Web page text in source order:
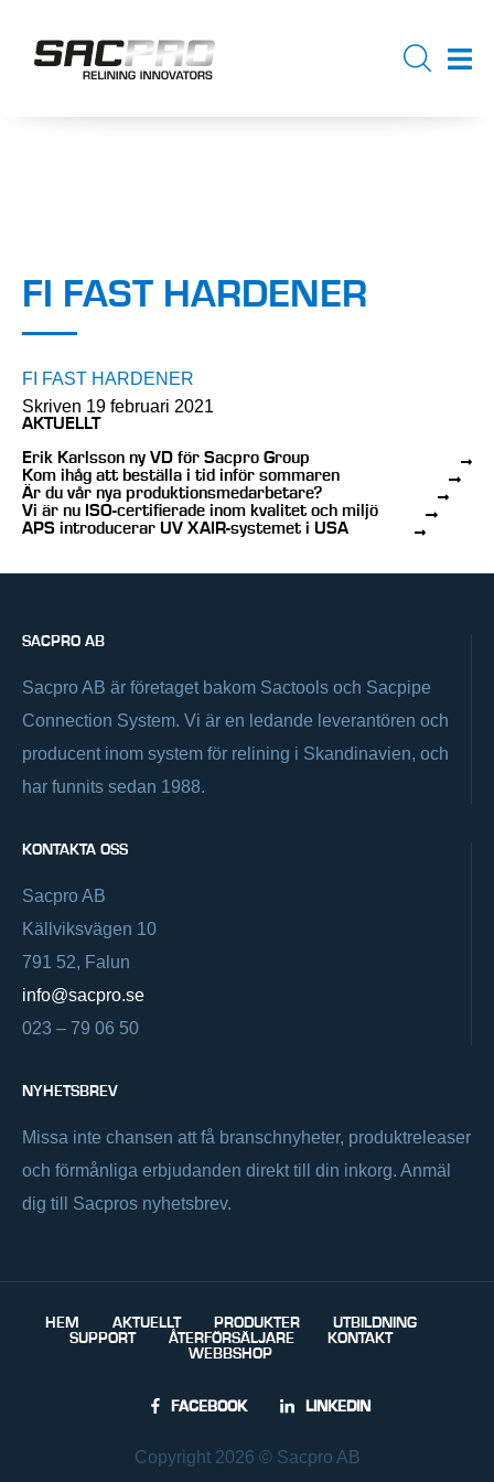
FI FAST HARDENER
FI FAST HARDENER
Skriven 19 februari 2021
AKTUELLT
Erik Karlsson ny VD för Sacpro Group
Kom ihåg att beställa i tid inför sommaren
Är du vår nya produktionsmedarbetare?
Vi är nu ISO-certifierade inom kvalitet och miljö
APS introducerar UV XAIR-systemet i USA
SACPRO AB
Sacpro AB är företaget bakom Sactools och Sacpipe
Connection System. Vi är en ledande leverantören och
producent inom system för relining i Skandinavien, och
har funnits sedan 1988.
KONTAKTA OSS
Sacpro AB
Källviksvägen 10
791 52, Falun
info@sacpro.se
023 – 79 06 50
NYHETSBREV
Missa inte chansen att få branschnyheter, produktreleaser
och förmånliga erbjudanden direkt till din inkorg. Anmäl
dig till Sacpros nyhetsbrev.
HEM AKTUELLT PRODUKTER
UTBILDNING
SUPPORT
ÅTERFÖRSÄLJARE
KONTAKT
WEBBSHOP
FACEBOOK LINKEDIN
Copyright 2026 © Sacpro AB